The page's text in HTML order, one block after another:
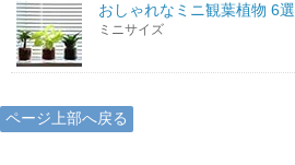
おしゃれなミニ観葉植物 6選
ミニサイズ
ページ上部へ戻る